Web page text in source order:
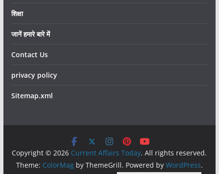
शिक्षा
जानें हमारे बारे में
Contact Us
privacy policy
Sitemap.xml
Copyright © 2026 Current Affairs Today. All rights reserved.
Theme: ColorMagby ThemeGrill. Powered by WordPress.